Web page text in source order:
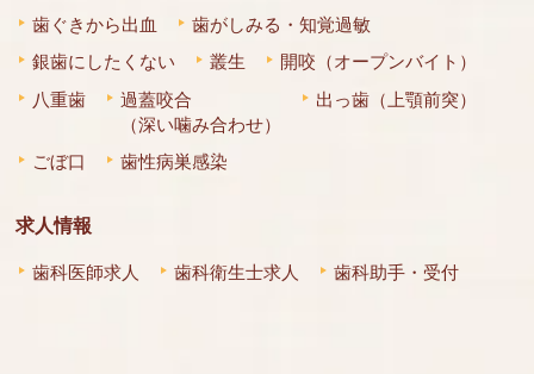
歯ぐきから出血
歯がしみる・知覚過敏
銀歯にしたくない
叢生
開咬（オープンバイト）
八重歯
過蓋咬合
（深い噛み合わせ）
出っ歯（上顎前突）
ごぼ口 歯性病巣感染
求人情報
歯科医師求人 歯科衛生士求人 歯科助手・受付